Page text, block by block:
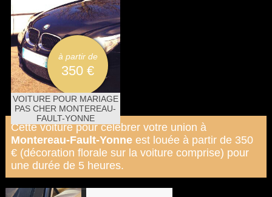
à partir de
350 €
VOITURE POUR MARIAGE
PAS CHER MONTEREAU-
FAULT-YONNE
Cette voiture pour célébrer votre union à
Montereau-Fault-Yonneest louée à partir de 350
€ (décoration florale sur la voiture comprise) pour
une durée de 5 heures.